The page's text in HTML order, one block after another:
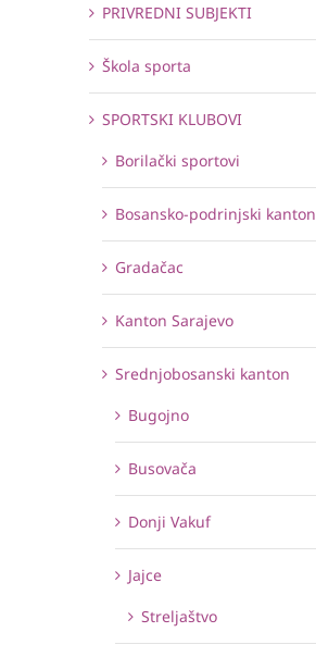
PRIVREDNI SUBJEKTI
Škola sporta
SPORTSKI KLUBOVI
Borilački sportovi
Bosansko-podrinjski kanton
Gradačac
Kanton Sarajevo
Srednjobosanski kanton
Bugojno
Busovača
Donji Vakuf
Jajce
Streljaštvo